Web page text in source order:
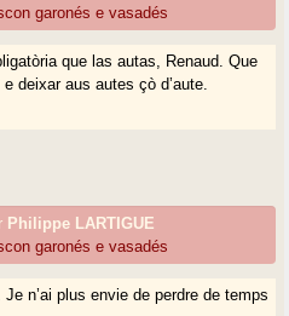
garonés e vasadés
que las autas, Renaud. Que
deixar aus autes çò d’aute.
Philippe LARTIGUE
garonés e vasadés
n’ai plus envie de perdre de temps